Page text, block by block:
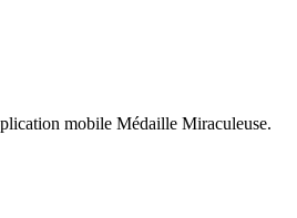
mobile Médaille Miraculeuse.